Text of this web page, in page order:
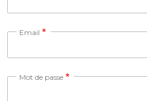
Email
Mot de passe